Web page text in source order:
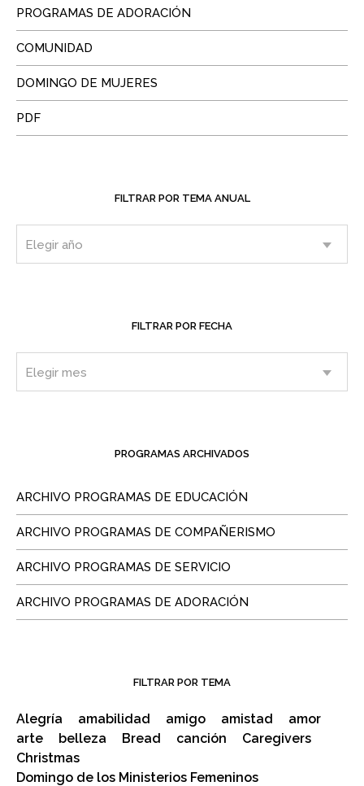
PROGRAMAS DE ADORACIÓN
COMUNIDAD
DOMINGO DE MUJERES
PDF
FILTRAR POR TEMA ANUAL
FILTRAR POR FECHA
PROGRAMAS ARCHIVADOS
ARCHIVO PROGRAMAS DE EDUCACIÓN
ARCHIVO PROGRAMAS DE COMPAÑERISMO
ARCHIVO PROGRAMAS DE SERVICIO
ARCHIVO PROGRAMAS DE ADORACIÓN
FILTRAR POR TEMA
Alegría amabilidad amigo amistad
amor
arte
belleza Bread canción
Caregivers
Christmas
Domingo de los Ministerios Femeninos